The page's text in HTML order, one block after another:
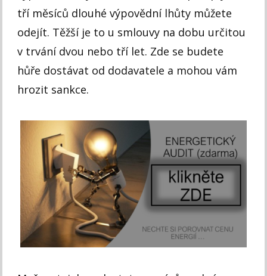
tří měsíců dlouhé výpovědní lhůty můžete
odejít. Těžší je to u smlouvy na dobu určitou
v trvání dvou nebo tří let. Zde se budete
hůře dostávat od dodavatele a mohou vám
hrozit sankce.